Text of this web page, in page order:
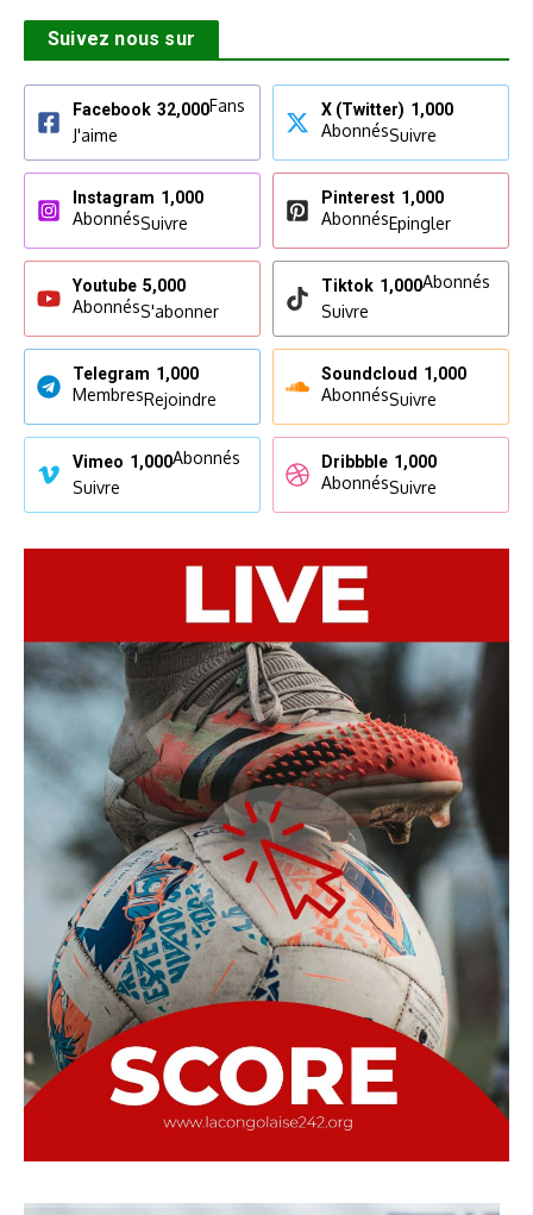
Suivez nous sur
Facebook 32,000Fans
J'aime
X (Twitter) 1,000
AbonnésSuivre
Instagram 1,000
AbonnésSuivre
Pinterest 1,000
AbonnésEpingler
Youtube 5,000
AbonnésS'abonner
Tiktok 1,000Abonnés
Suivre
Telegram 1,000
MembresRejoindre
Soundcloud 1,000
AbonnésSuivre
Vimeo 1,000Abonnés
Suivre
Dribbble 1,000
AbonnésSuivre